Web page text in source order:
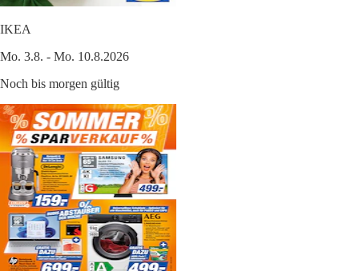
IKEA
Mo. 3.8. - Mo. 10.8.2026
Noch bis morgen gültig